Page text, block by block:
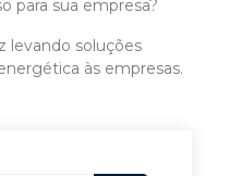
para sua empresa?
levando soluções
às empresas.